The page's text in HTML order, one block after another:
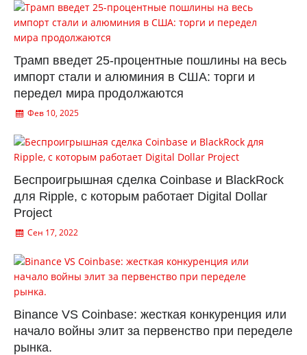
Трамп введет 25-процентные пошлины на весь
импорт стали и алюминия в США: торги и
передел мира продолжаются
Фев 10, 2025
Беспроигрышная сделка Coinbase и BlackRock
для Ripple, с которым работает Digital Dollar
Project
Сен 17, 2022
Binance VS Coinbase: жесткая конкуренция или
начало войны элит за первенство при переделе
рынка.